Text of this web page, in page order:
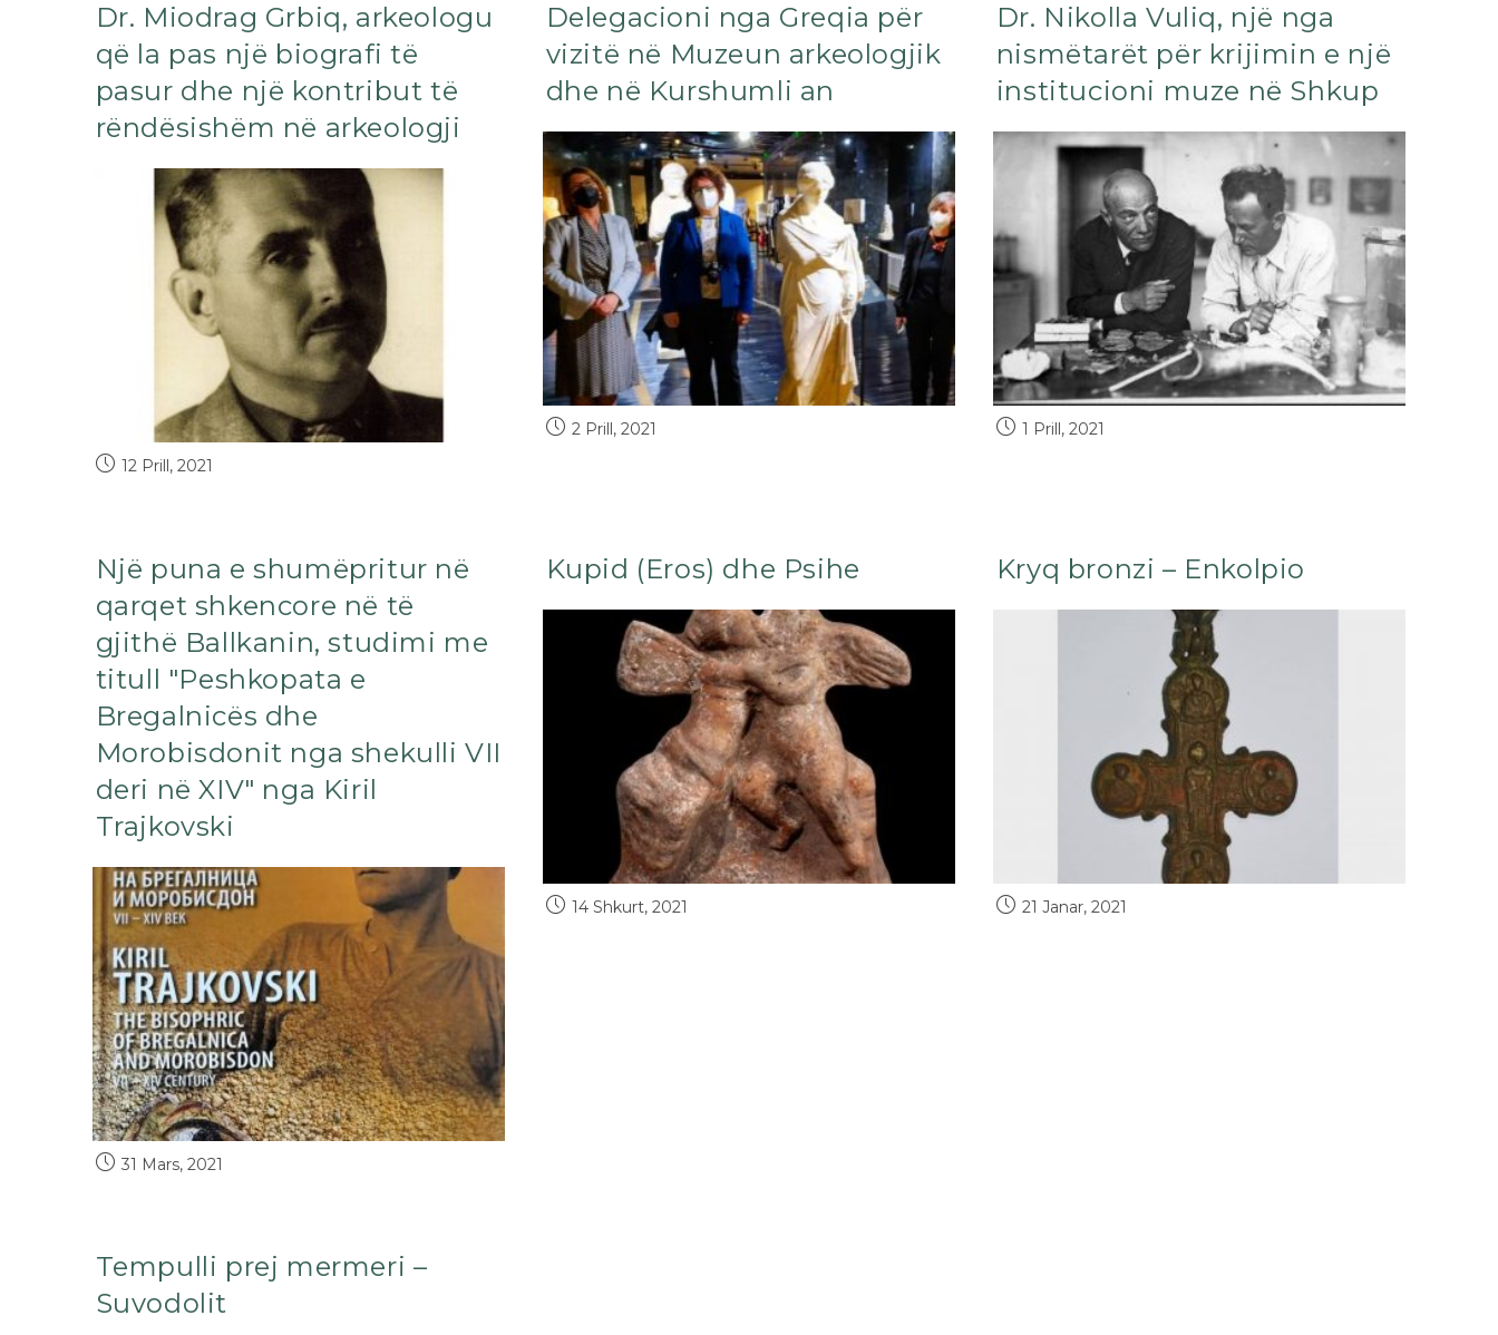
Dr. Miodrag Grbiq, arkeologu
që la pas një biografi të
pasur dhe një kontribut të
rëndësishëm në arkeologji
12 Prill, 2021
Delegacioni nga Greqia për
vizitë në Muzeun arkeologjik
dhe në Kurshumli an
2 Prill, 2021
Dr. Nikolla Vuliq, një nga
nismëtarët për krijimin e një
institucioni muze në Shkup
1 Prill, 2021
Një puna e shumëpritur në
qarqet shkencore në të
gjithë Ballkanin, studimi me
titull "Peshkopata e
Bregalnicës dhe
Morobisdonit nga shekulli VII
deri në XIV" nga Kiril
Trajkovski
31 Mars, 2021
Kupid (Eros) dhe Psihe
14 Shkurt, 2021
Kryq bronzi – Enkolpio
21 Janar, 2021
Tempulli prej mermeri –
Suvodolit